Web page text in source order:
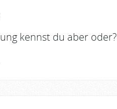
kennst du aber oder?